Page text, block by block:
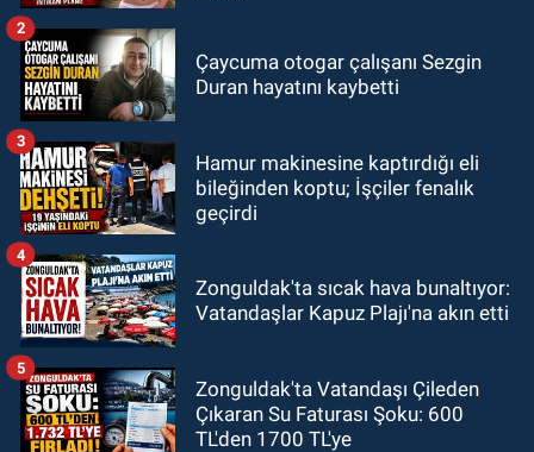
Çaycuma otogar çalışanı Sezgin
Duran hayatını kaybetti
2
Hamur makinesine kaptırdığı eli
bileğinden koptu; İşçiler fenalık
geçirdi
3
Zonguldak'ta sıcak hava bunaltıyor:
Vatandaşlar Kapuz Plajı'na akın etti
4
Zonguldak'ta Vatandaşı Çileden
Çıkaran Su Faturası Şoku: 600
TL'den 1700 TL'ye
5